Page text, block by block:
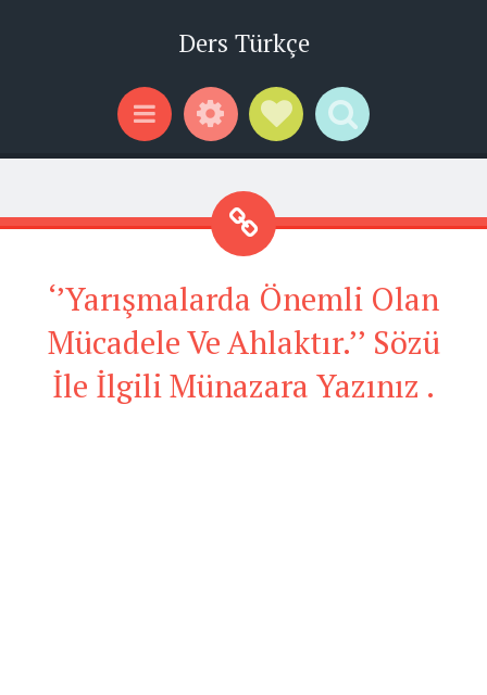
Ders Türkçe
Menu WidgetsSocial Links
Search
‘’Yarışmalarda Önemli Olan
Mücadele Ve Ahlaktır.’’ Sözü
İle İlgili Münazara Yazınız .